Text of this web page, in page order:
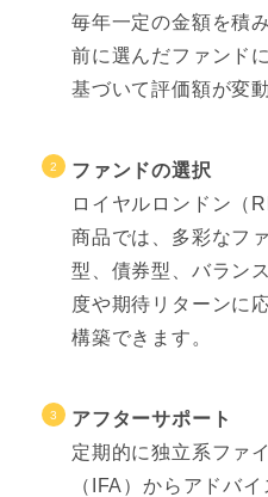
毎年一定の金額を積
前に選んだファンド
基づいて評価額が変
ファンドの選択
ロイヤルロンドン（
商品では、多彩なフ
型、債券型、バラン
度や期待リターンに
構築できます。
アフターサポート
定期的に独立系ファ
（IFA）からアドバ